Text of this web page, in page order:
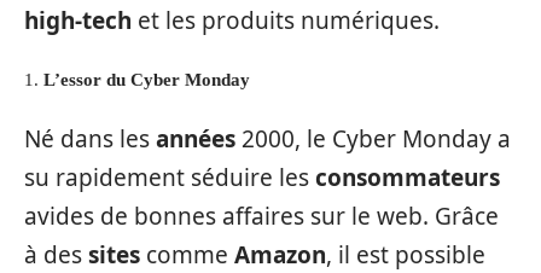
high-tech et les produits numériques.
1. L’essor du Cyber Monday
Né dans lesannées 2000, le Cyber Monday a
su rapidement séduire lesconsommateurs
avides de bonnes affaires sur le web. Grâce
à dessites comme Amazon, il est possible